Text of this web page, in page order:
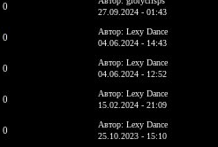
0
27.09.2024 - 01:43
0
Автор: Lexy Dance
04.06.2024 - 14:43
0
Автор: Lexy Dance
04.06.2024 - 12:52
0
Автор: Lexy Dance
15.02.2024 - 21:09
0
Автор: Lexy Dance
25.10.2023 - 15:10